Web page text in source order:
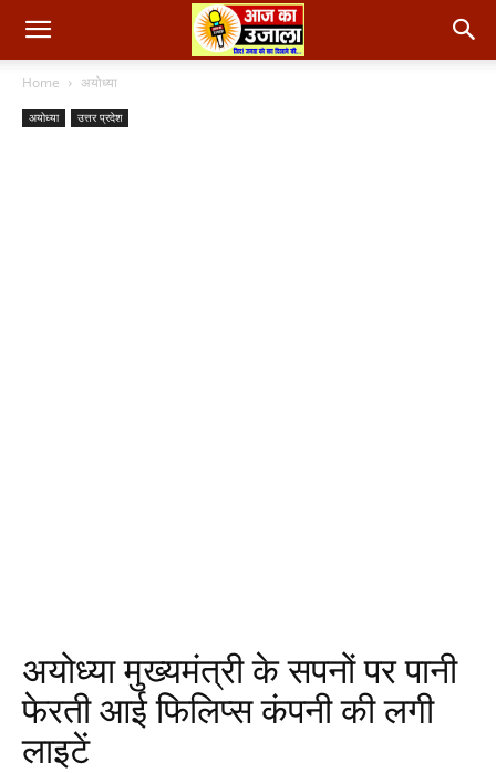
Home अयोध्या
अयोध्या उत्तर प्रदेश
अयोध्या मुख्यमंत्री के सपनों पर पानी
फेरती आई फिलिप्स कंपनी की लगी
लाइटें